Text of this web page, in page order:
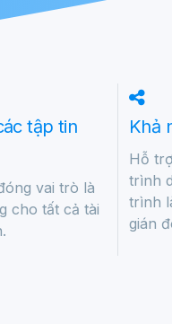
tập tin
vai trò là
cho tất cả tài
Khả
Hỗ
trình
trình
gián